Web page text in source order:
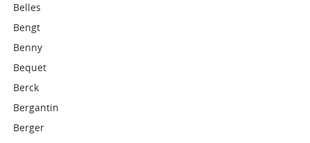
Belles
Bengt
Benny
Bequet
Berck
Bergantin
Berger